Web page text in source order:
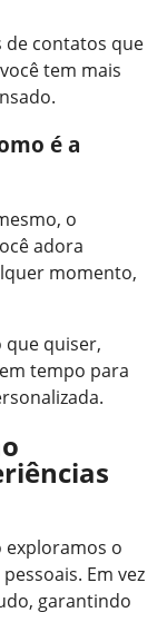
de contatos que
tem mais
é a
o
adora
momento,
que quiser,
tempo para
exploramos o
Em vez
garantindo